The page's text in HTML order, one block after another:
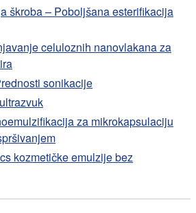
škroba – Poboljšana esterifikacija
celuloznih nanovlakana za
sonikacije
za mikrokapsulaciju
kozmetičke emulzije bez